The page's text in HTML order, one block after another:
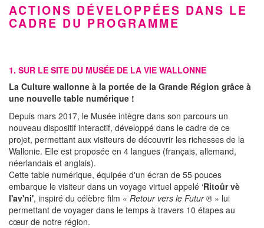
ACTIONS DÉVELOPPÉES DANS LE
CADRE DU PROGRAMME
1. SUR LE SITE DU MUSÉE DE LA VIE WALLONNE
La Culture wallonne à la portée de la Grande Région grâce à
une nouvelle table numérique !
Depuis mars 2017, le Musée intègre dans son parcours un
nouveau dispositif interactif, développé dans le cadre de ce
projet, permettant aux visiteurs de découvrir les richesses de la
Wallonie. Elle est proposée en 4 langues (français, allemand,
néerlandais et anglais).
Cette table numérique, équipée d'un écran de 55 pouces
embarque le visiteur dans un voyage virtuel appelé ‘Ritoûr vè
l'av'ni', inspiré du célèbre film « Retour vers le Futur ® » lui
permettant de voyager dans le temps à travers 10 étapes au
cœur de notre région.